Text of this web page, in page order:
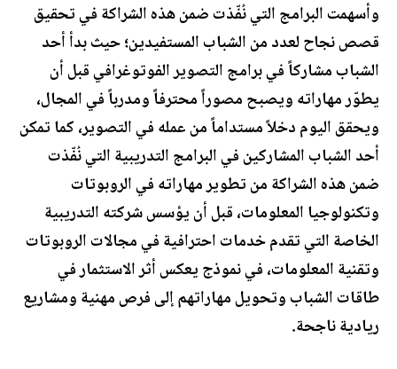
وأسهمت البرامج التي نُفّذت ضمن هذه الشراكة في تحقيق
قصص نجاح لعدد من الشباب المستفيدين؛ حيث بدأ أحد
الشباب مشاركاً في برامج التصوير الفوتوغرافي قبل أن
يطوّر مهاراته ويصبح مصوراً محترفاً ومدرباً في المجال،
ويحقق اليوم دخلاً مستداماً من عمله في التصوير، كما تمكن
أحد الشباب المشاركين في البرامج التدريبية التي نُفّذت
ضمن هذه الشراكة من تطوير مهاراته في الروبوتات
وتكنولوجيا المعلومات، قبل أن يؤسس شركته التدريبية
الخاصة التي تقدم خدمات احترافية في مجالات الروبوتات
وتقنية المعلومات، في نموذج يعكس أثر الاستثمار في
طاقات الشباب وتحويل مهاراتهم إلى فرص مهنية ومشاريع
ريادية ناجحة.